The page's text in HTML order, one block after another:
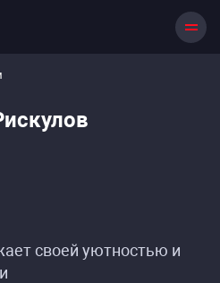
своей уютностью и